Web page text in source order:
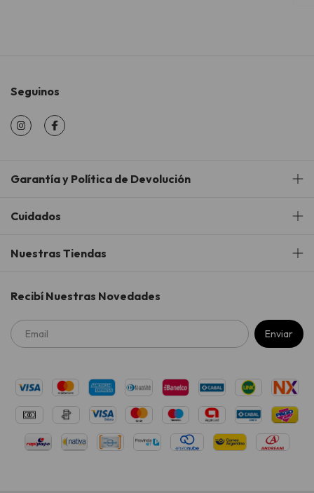
Seguinos
Garantía y Política de Devolución
Cuidados
Nuestras Tiendas
Recibí Nuestras Novedades